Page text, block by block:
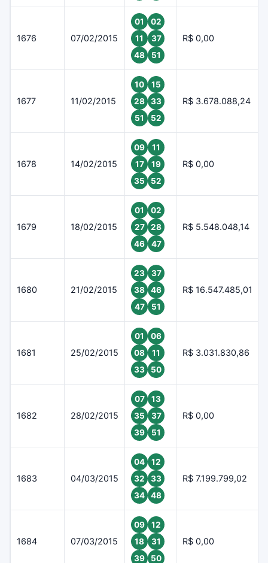
1676 07/02/2015
01
02
11
37
48
51
R$ 0,00
1677 11/02/2015
10
15
28
33
51
52
R$ 3.678.088,24
1678 14/02/2015
09
11
17
19
35
52
R$ 0,00
1679 18/02/2015
01
02
27
28
46
47
R$ 5.548.048,14
1680 21/02/2015
23
37
38
46
47
51
R$ 16.547.485,01
1681 25/02/2015
01
06
08
11
33
50
R$ 3.031.830,86
1682 28/02/2015
07
13
35
37
39
51
R$ 0,00
1683 04/03/2015
04
12
32
33
34
48
R$ 7.199.799,02
1684 07/03/2015
09
12
18
31
39
50
R$ 0,00